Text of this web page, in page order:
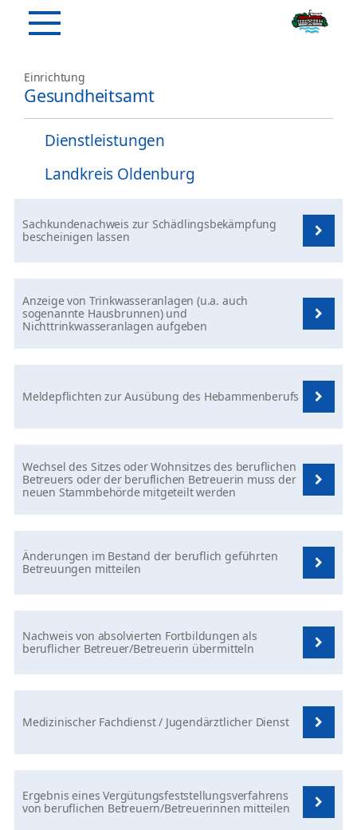
Einrichtung
Gesundheitsamt
Dienstleistungen
Landkreis Oldenburg
Sachkundenachweis zur Schädlingsbekämpfung
bescheinigen lassen
Anzeige von Trinkwasseranlagen (u.a. auch
sogenannte Hausbrunnen) und
Nichttrinkwasseranlagen aufgeben
Meldepflichten zur Ausübung des Hebammenberufs
Wechsel des Sitzes oder Wohnsitzes des beruflichen
Betreuers oder der beruflichen Betreuerin muss der
neuen Stammbehörde mitgeteilt werden
Änderungen im Bestand der beruflich geführten
Betreuungen mitteilen
Nachweis von absolvierten Fortbildungen als
beruflicher Betreuer/Betreuerin übermitteln
Medizinischer Fachdienst / Jugendärztlicher Dienst
Ergebnis eines Vergütungsfeststellungsverfahrens
von beruflichen Betreuern/Betreuerinnen mitteilen